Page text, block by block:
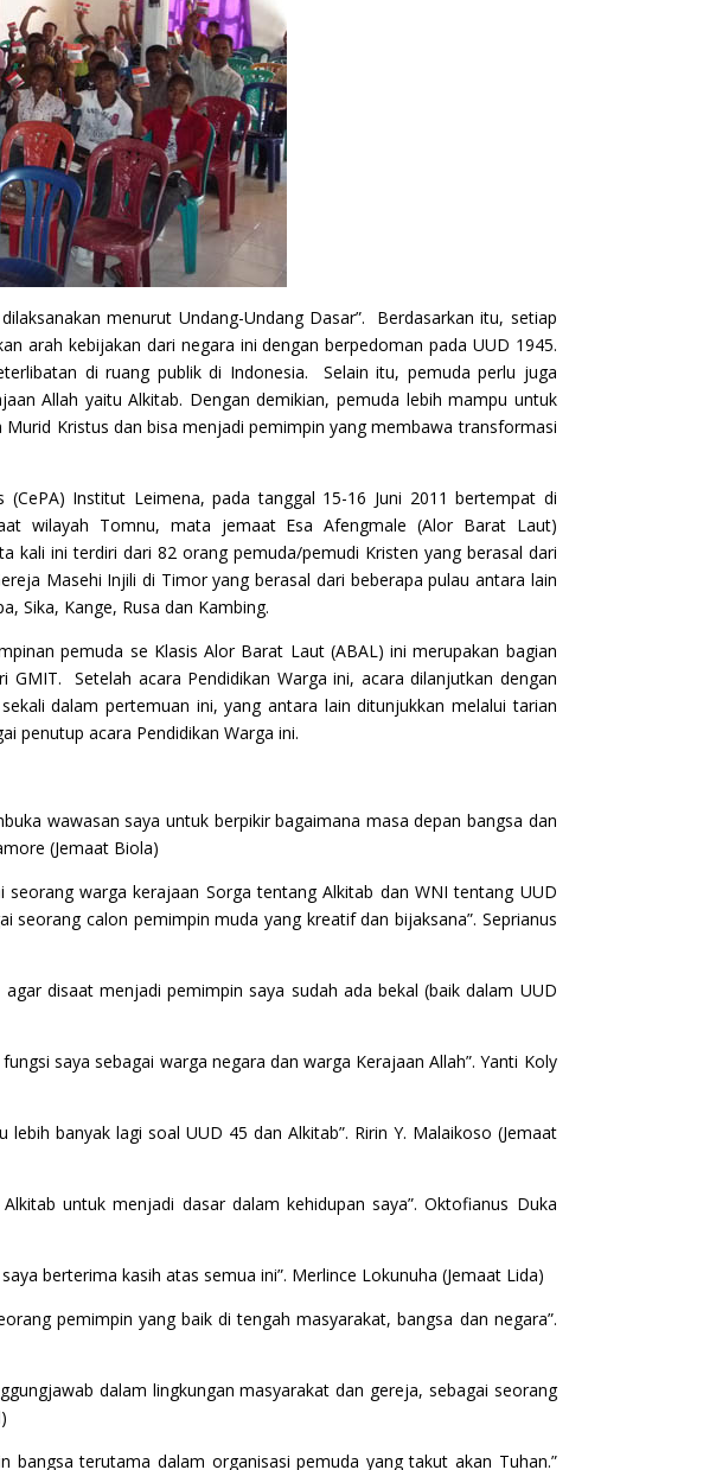
menurut Undang-Undang Dasar”. Berdasarkan itu, setiap
arah kebijakan dari negara ini dengan berpedoman pada UUD 1945.
di ruang publik di Indonesia. Selain itu, pemuda perlu juga
Allah yaitu Alkitab. Dengan demikian, pemuda lebih mampu untuk
Kristus dan bisa menjadi pemimpin yang membawa transformasi
(CePA) Institut Leimena, pada tanggal 15-16 Juni 2011 bertempat di
wilayah Tomnu, mata jemaat Esa Afengmale (Alor Barat Laut)
kali ini terdiri dari 82 orang pemuda/pemudi Kristen yang berasal dari
Masehi Injili di Timor yang berasal dari beberapa pulau antara lain
Sika, Kange, Rusa dan Kambing.
pemuda se Klasis Alor Barat Laut (ABAL) ini merupakan bagian
GMIT. Setelah acara Pendidikan Warga ini, acara dilanjutkan dengan
dalam pertemuan ini, yang antara lain ditunjukkan melalui tarian
penutup acara Pendidikan Warga ini.
wawasan saya untuk berpikir bagaimana masa depan bangsa dan
(Jemaat Biola)
seorang warga kerajaan Sorga tentang Alkitab dan WNI tentang UUD
seorang calon pemimpin muda yang kreatif dan bijaksana”. Seprianus
disaat menjadi pemimpin saya sudah ada bekal (baik dalam UUD
saya sebagai warga negara dan warga Kerajaan Allah”. Yanti Koly
banyak lagi soal UUD 45 dan Alkitab”. Ririn Y. Malaikoso (Jemaat
untuk menjadi dasar dalam kehidupan saya”. Oktofianus Duka
berterima kasih atas semua ini”. Merlince Lokunuha (Jemaat Lida)
pemimpin yang baik di tengah masyarakat, bangsa dan negara”.
dalam lingkungan masyarakat dan gereja, sebagai seorang
terutama dalam organisasi pemuda yang takut akan Tuhan.”